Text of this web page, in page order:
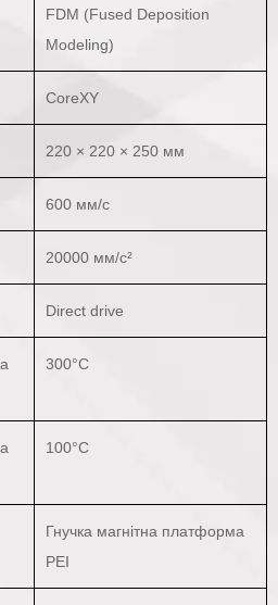
FDM (Fused Deposition
Modeling)
CoreXY
220 × 220 × 250 мм
600 мм/с
20000 мм/с²
Direct drive
300°C
100°C
Гнучка магнітна платформа
PEI